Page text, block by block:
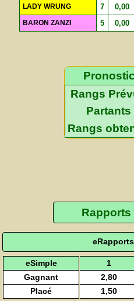
LADY WRUNG 7 0,00
BARON ZANZI 5 0,00
Rangs
Partants
Rangs
Rapports
eSimple 1
Gagnant
2,80
Placé
1,50